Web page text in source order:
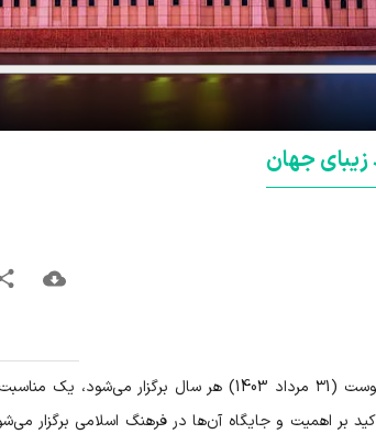
که در ۲۱ آگوست (۳1 مرداد 1403) هر سال
بر اهمیت و جایگاه آن‌ها در فرهنگ اسلامی برگزار